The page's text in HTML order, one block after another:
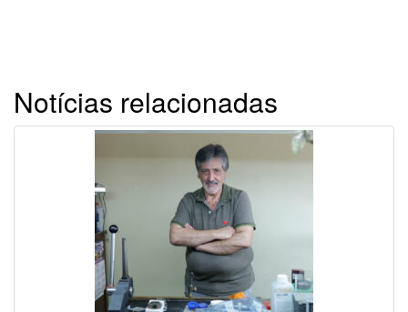
Notícias relacionadas